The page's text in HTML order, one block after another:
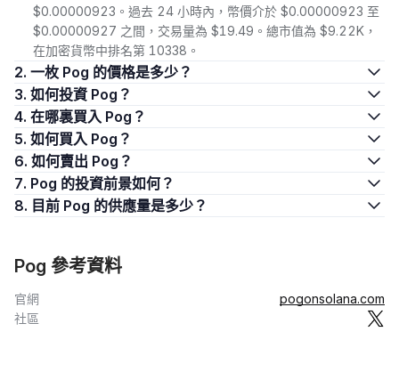
$0.00000923。過去 24 小時內，幣價介於 $0.00000923 至
$0.00000927 之間，交易量為 $19.49。總市值為 $9.22K，
在加密貨幣中排名第 10338。
2. 一枚 Pog 的價格是多少？
3. 如何投資 Pog？
4. 在哪裏買入 Pog？
5. 如何買入 Pog？
6. 如何賣出 Pog？
7. Pog 的投資前景如何？
8. 目前 Pog 的供應量是多少？
Pog 參考資料
官網
pogonsolana.com
社區